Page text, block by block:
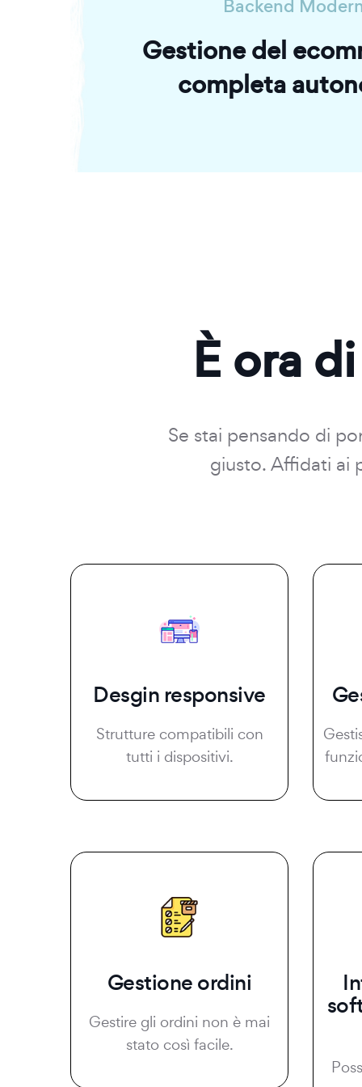
Backend
Gestione del
completa
È ora
Se stai pensando di
giusto. Affidati ai
Desgin responsive
Strutture compatibili con
tutti i dispositivi.
Gestione ordini
Gestire gli ordini non è mai
stato così facile.